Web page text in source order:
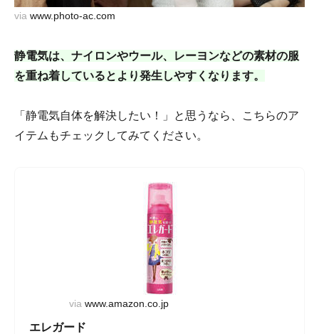
via www.photo-ac.com
静電気は、ナイロンやウール、レーヨンなどの素材の服
を重ね着しているとより発生しやすくなります。
「静電気自体を解決したい！」と思うなら、こちらのア
イテムもチェックしてみてください。
via www.amazon.co.jp
エレガード